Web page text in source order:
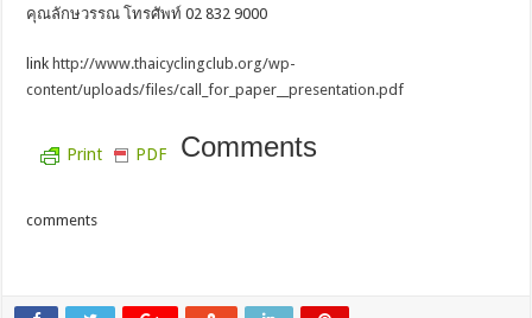
คุณลักษวรรณ โทรศัพท์ 02 832 9000
link http://www.thaicyclingclub.org/wp-
content/uploads/files/call_for_paper__presentation.pdf
Print PDF Comments
comments